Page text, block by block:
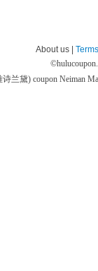
About us |
©
诗兰黛) coupon Neiman